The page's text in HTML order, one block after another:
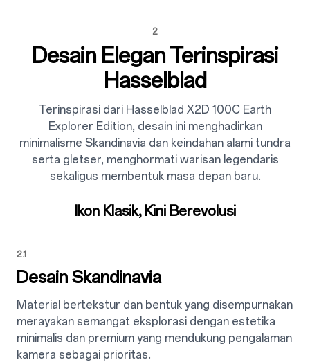
2
Desain Elegan Terinspirasi
Hasselblad
Terinspirasi dari Hasselblad X2D 100C Earth
Explorer Edition, desain ini menghadirkan
minimalisme Skandinavia dan keindahan alami tundra
serta gletser, menghormati warisan legendaris
sekaligus membentuk masa depan baru.
Ikon Klasik, Kini Berevolusi
2.1
Desain Skandinavia
Material bertekstur dan bentuk yang disempurnakan
merayakan semangat eksplorasi dengan estetika
minimalis dan premium yang mendukung pengalaman
kamera sebagai prioritas.